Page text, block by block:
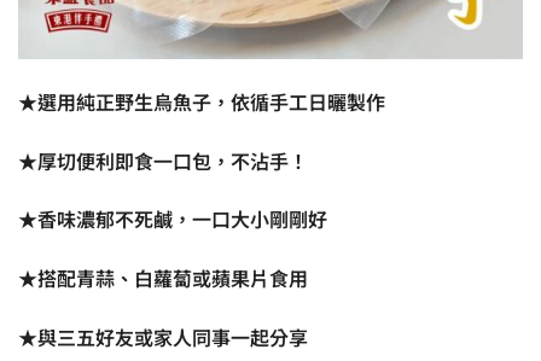
★選用純正野生烏魚子，依循手工日曬製作
★厚切便利即食一口包，不沾手！
★香味濃郁不死鹹，一口大小剛剛好
★搭配青蒜、白蘿蔔或蘋果片食用
★與三五好友或家人同事一起分享